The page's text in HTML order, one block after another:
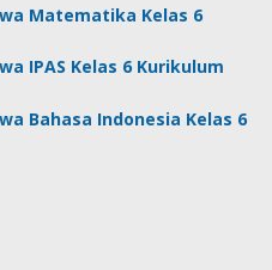
Matematika Kelas 6
IPAS Kelas 6 Kurikulum
Bahasa Indonesia Kelas 6